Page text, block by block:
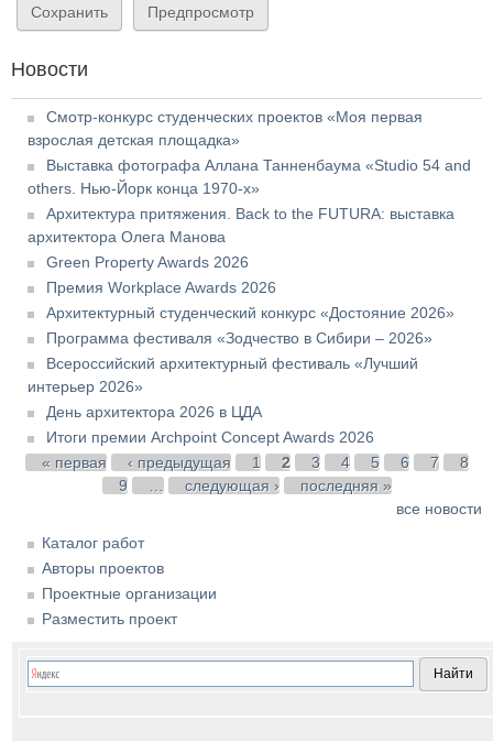
Новости
Смотр-конкурс студенческих проектов «Моя первая
взрослая детская площадка»
Выставка фотографа Аллана Танненбаума «Studio 54 and
others. Нью-Йорк конца 1970-х»
Архитектура притяжения. Back to the FUTURA: выставка
архитектора Олега Манова
Green Property Awards 2026
Премия Workplace Awards 2026
Архитектурный студенческий конкурс «Достояние 2026»
Программа фестиваля «Зодчество в Сибири – 2026»
Всероссийский архитектурный фестиваль «Лучший
интерьер 2026»
День архитектора 2026 в ЦДА
Итоги премии Archpoint Concept Awards 2026
Страницы
« первая ‹ предыдущая 1 2 3 4 5 6 7
8
9
следующая ›
последняя »
все новости
Каталог работ
Авторы проектов
Проектные организации
Разместить проект